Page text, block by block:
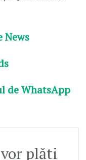
News
de WhatsApp
plăti